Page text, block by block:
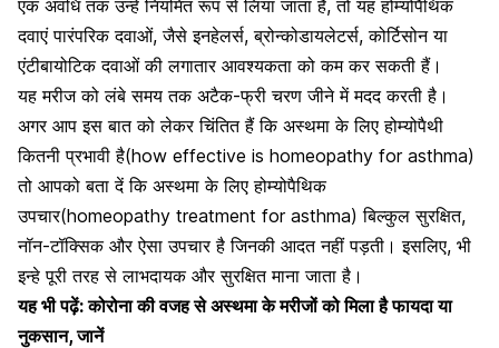
एक अवधि तक उन्हें नियमित रूप से लिया जाता है, तो यह होम्योपैथिक
दवाएं पारंपरिक दवाओं, जैसे इनहेलर्स, ब्रोन्कोडायलेटर्स, कोर्टिसोन या
एंटीबायोटिक दवाओंकी लगातार आवश्यकता को कम कर सकती हैं।
यह मरीज को लंबे समय तक अटैक-फ्री चरण जीने में मदद करती है।
अगर आप इस बात को लेकर चिंतित हैं कि अस्थमा के लिए होम्योपैथी
कितनी प्रभावी है(how effective is homeopathy for asthma)
तो आपको बता दें कि अस्थमा के लिए होम्योपैथिक
उपचार(homeopathy treatment for asthma) बिल्कुल सुरक्षित,
नॉन-टॉक्सिक और ऐसा उपचार हैजिनकी आदत नहीं पड़ती । इसलिए, भी
इन्हे पूरी तरह से लाभदायक और सुरक्षित माना जाता है।
यह भी पढ़ें:कोरोना की वजह से अस्थमा के मरीजों को मिला है फायदा या
नुकसान, जानें